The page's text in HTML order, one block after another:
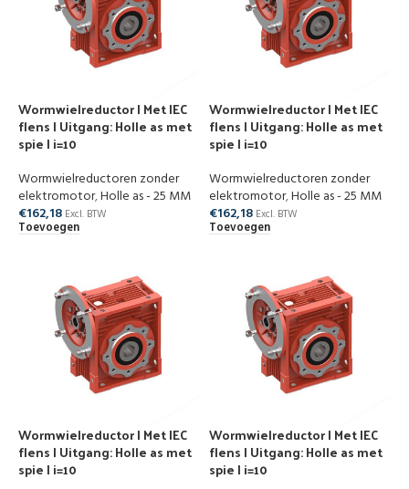
Wormwielreductor | Met IEC
flens | Uitgang: Holle as met
spie | i=10
Wormwielreductoren zonder
elektromotor,Holle as - 25 MM
€162,18 Excl. BTW
Toevoegen
Wormwielreductor | Met IEC
flens | Uitgang: Holle as met
spie | i=10
Wormwielreductoren zonder
elektromotor,Holle as - 25 MM
€162,18 Excl. BTW
Toevoegen
Wormwielreductor | Met IEC
flens | Uitgang: Holle as met
spie | i=10
Wormwielreductor | Met IEC
flens | Uitgang: Holle as met
spie | i=10